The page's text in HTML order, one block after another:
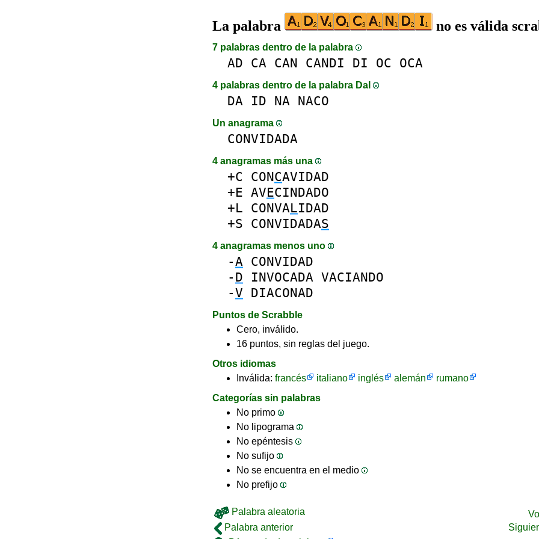
La palabra no es válida
7 palabras dentro de la palabra
AD CA CAN CANDI DI OC OCA
4 palabras dentro de la palabra DaI
DA ID NA NACO
Un anagrama
CONVIDADA
4 anagramas más una
+C CONCAVIDAD
+E AVECINDADO
+L CONVALIDAD
+S CONVIDADAS
4 anagramas menos uno
-A CONVIDAD
- D INVOCADA VACIANDO
-V DIACONAD
Puntos de Scrabble
Cero, inválido.
16 puntos, sin reglas del juego.
Otros idiomas
Inválida: francés italiano inglés alemán
rumano
Categorías sin palabras
No primo
No lipograma
No epéntesis
No sufijo
No se encuentra en el medio
No prefijo
Palabra aleatoria
Palabra anterior